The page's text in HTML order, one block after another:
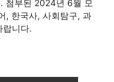
첨부된 2024년 6월 모
, 한국사, 사회탐구, 과
랍니다.